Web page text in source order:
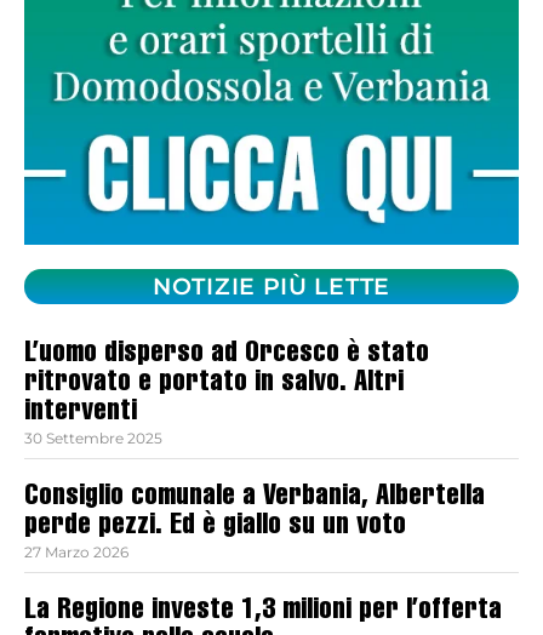
NOTIZIE PIÙ LETTE
L’uomo disperso ad Orcesco è stato
ritrovato e portato in salvo. Altri
interventi
30 Settembre 2025
Consiglio comunale a Verbania, Albertella
perde pezzi. Ed è giallo su un voto
27 Marzo 2026
La Regione investe 1,3 milioni per l’offerta